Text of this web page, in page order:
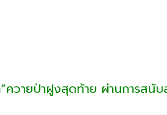
ควายป่าฝูงสุดท้าย ผ่านการสนั